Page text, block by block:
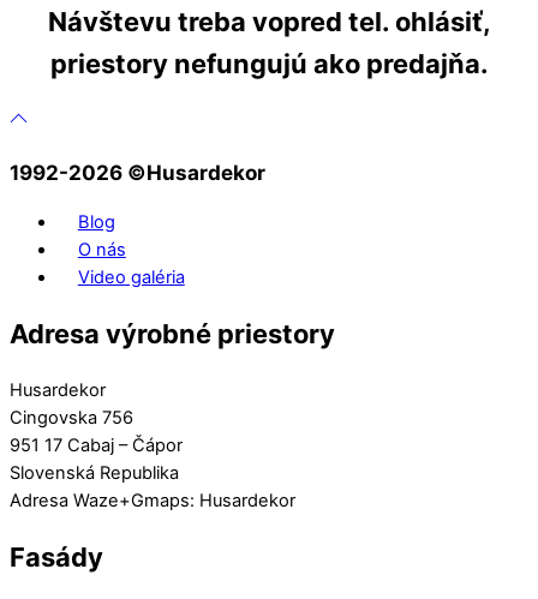
Návštevu treba vopred tel. ohlásiť,
priestory nefungujú ako predajňa.
1992-2026 ©️Husardekor
Blog
O nás
Video galéria
Adresa výrobné priestory
Husardekor
Cingovska 756
951 17 Cabaj – Čápor
Slovenská Republika
Adresa Waze+Gmaps: Husardekor
Fasády